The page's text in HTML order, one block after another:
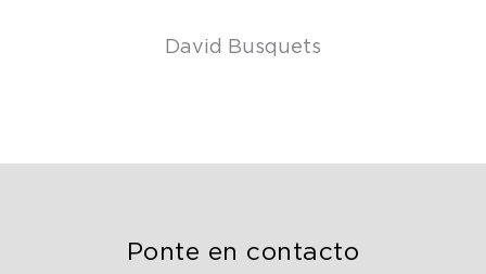
David Busquets
Ponte en contacto